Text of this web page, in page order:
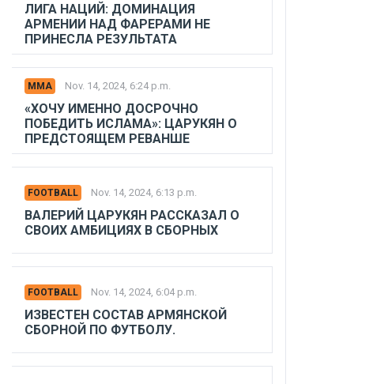
ЛИГА НАЦИЙ: ДОМИНАЦИЯ
АРМЕНИИ НАД ФАРЕРАМИ НЕ
ПРИНЕСЛА РЕЗУЛЬТАТА
MMA Nov. 14, 2024, 6:24 p.m.
«ХОЧУ ИМЕННО ДОСРОЧНО
ПОБЕДИТЬ ИСЛАМА»: ЦАРУКЯН О
ПРЕДСТОЯЩЕМ РЕВАНШЕ
FOOTBALL Nov. 14, 2024, 6:13 p.m.
ВАЛЕРИЙ ЦАРУКЯН РАССКАЗАЛ О
СВОИХ АМБИЦИЯХ В СБОРНЫХ
FOOTBALL Nov. 14, 2024, 6:04 p.m.
ИЗВЕСТЕН СОСТАВ АРМЯНСКОЙ
СБОРНОЙ ПО ФУТБОЛУ.